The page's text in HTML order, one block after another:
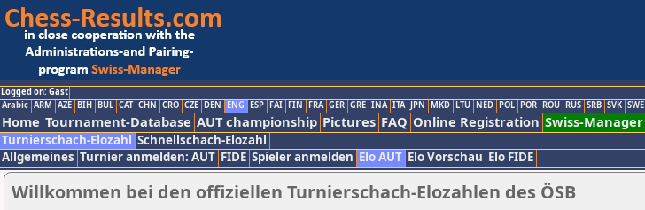
Logged on: Gast
Arabic ARM AZE BIH BUL CAT CHN CRO CZE DEN ENG ESP FAI FIN FRA GER GRE INA ITA JPN MKD LTU NED POL POR ROU RUS SRB SVK SWE
Home Tournament-Database AUT championship Pictures FAQ Online Registration Swiss-Manager
Turnierschach-Elozahl Schnellschach-Elozahl
Allgemeines Turnier anmelden: AUT FIDE Spieler anmelden Elo AUT Elo Vorschau Elo FIDE
Willkommen bei den offiziellen Turnierschach-Elozahlen des ÖSB